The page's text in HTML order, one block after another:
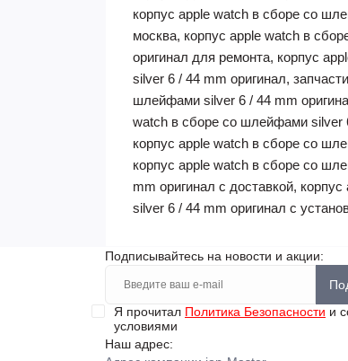
корпус apple watch в сборе со
москва, корпус apple watch в
оригинал для ремонта, корпус
silver 6 / 44 mm оригинал,
шлейфами silver 6 / 44 mm
watch в сборе со шлейфами silver
корпус apple watch в сборе со
корпус apple watch в сборе со
mm оригинал с доставкой,
silver 6 / 44 mm оригинал с
Подписывайтесь на новости и акции:
Я прочитал Политика Безопасности и
условиями
Наш адрес: